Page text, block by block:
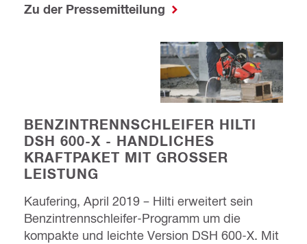
Zu der Pressemitteilung
BENZINTRENNSCHLEIFER HILTI
DSH 600-X - HANDLICHES
KRAFTPAKET MIT GROSSER L
EISTUNG
Kaufering, April 2019 – Hilti erweitert sein
Benzintrennschleifer-Programm um die
kompakte und leichte Version DSH 600-X. Mit